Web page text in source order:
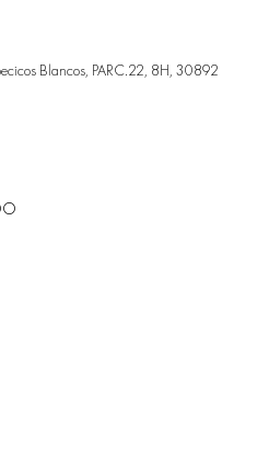
Blancos, PARC.22, 8H, 30892